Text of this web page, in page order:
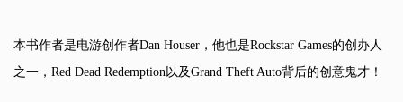
本书作者是电游创作者Dan Houser，他也是Rockstar Games的创办人
之一，Red Dead Redemption以及Grand Theft Auto背后的创意鬼才！